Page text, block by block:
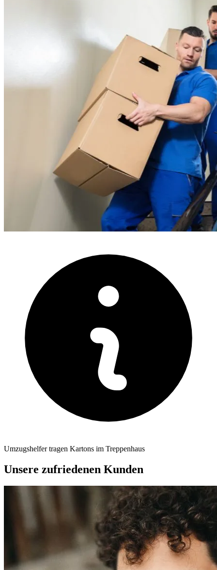
Umzugshelfer tragen Kartons im Treppenhaus
Unsere zufriedenen Kunden